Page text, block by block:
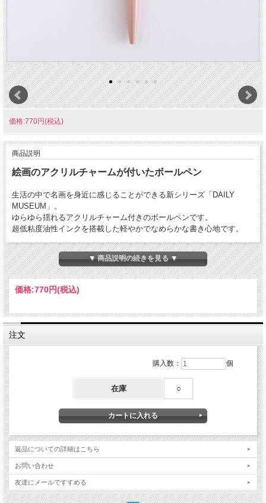
価格:770円(税込)
商品説明
絵画のアクリルチャームが付いたボールペン
生活の中で名画を身近に感じることができる新シリーズ「DAILY
MUSEUM」。
ゆらゆら揺れるアクリルチャーム付きのボールペンです。
超低粘度油性インクを搭載した軽やかでなめらかな書き心地です。
【サイズ】全長141mm、チャーム：約W22×H27mm
【素材】ABS樹脂・アクリル
Made in Japan
▼ 商品説明の続きを見る ▼
価格:770円(税込)
注文
購入数： 個
在庫 ○
返品についての詳細はこちら
お問い合わせ
友達にメールですすめる